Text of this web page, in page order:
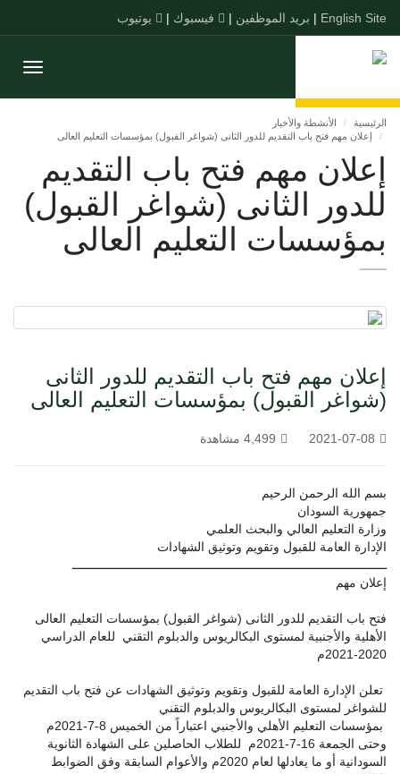
English Site
| بريد الموظفين | فيسبوك | يوتيوب
الرئيسية
الأنشطة والأخبار
إعلان مهم فتح باب التقديم للدور الثانى (شواغر القبول) بمؤسسات التعليم العالى
إعلان مهم فتح باب التقديم
للدور الثانى (شواغر القبول)
بمؤسسات التعليم العالى
إعلان مهم فتح باب التقديم للدور الثانى
(شواغر القبول) بمؤسسات التعليم العالى
2021-07-08 4,499 مشاهدة
بسم الله الرحمن الرحيم
جمهورية السودان
وزارة التعليم العالي والبحث العلمي
الإدارة العامة للقبول وتقويم وتوثيق الشهادات
ــــــــــــــــــــــــــــــــــــــــــــــــــــــــــــــــــــــــــــــــــــــــ
إعلان مهم
فتح باب التقديم للدور الثانى (شواغر القبول) بمؤسسات التعليم العالى
الأهلية والأجنبية لمستوى البكالريوس والدبلوم التقني للعام الدراسي
2020-2021م
تعلن الإدارة العامة للقبول وتقويم وتوثيق الشهادات عن فتح باب التقديم
للشواغر لمستوى البكالريوس والدبلوم التقني
بمؤسسات التعليم الأهلي والأجنبي اعتباراً من الخميس 8-7-2021م
وحتى الجمعة 16-7-2021م للطلاب الحاصلين على الشهادة الثانوية
السودانية أو ما يعادلها لعام 2020م والأعوام السابقة وفق الضوابط